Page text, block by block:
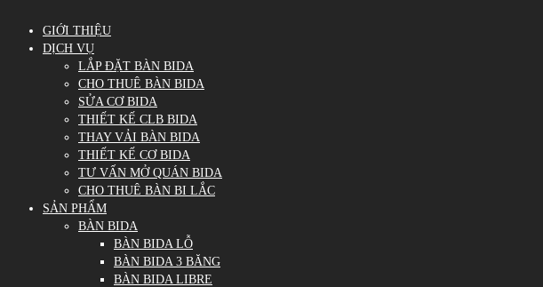
GIỚI THIỆU
DỊCH VỤ
LẮP ĐẶT BÀN BIDA
CHO THUÊ BÀN BIDA
SỬA CƠ BIDA
THIẾT KẾ CLB BIDA
THAY VẢI BÀN BIDA
THIẾT KẾ CƠ BIDA
TƯ VẤN MỞ QUÁN BIDA
CHO THUÊ BÀN BI LẮC
SẢN PHẨM
BÀN BIDA
BÀN BIDA LỖ
BÀN BIDA 3 BĂNG
BÀN BIDA LIBRE